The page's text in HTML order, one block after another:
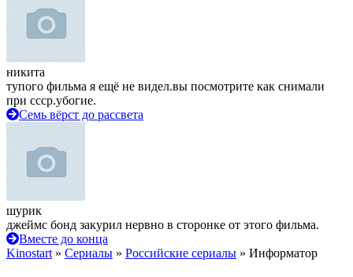
никита
тупого фильма я ещё не видел.вы посмотрите как снимали
при ссср.убогие.
Семь вёрст до рассвета
шурик
джеймс бонд закурил нервно в сторонке от этого фильма.
Вместе до конца
Kinostart » Сериалы » Российские сериалы » Информатор